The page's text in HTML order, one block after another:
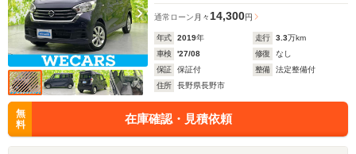
通常ローン 月々 14,300円
年式 2019年 走行 3.3万km
車検
'27/08 修復
なし
保証
保証付 整備
法定整備付
住所
長野県長野市
無
料
在庫確認・見積依頼